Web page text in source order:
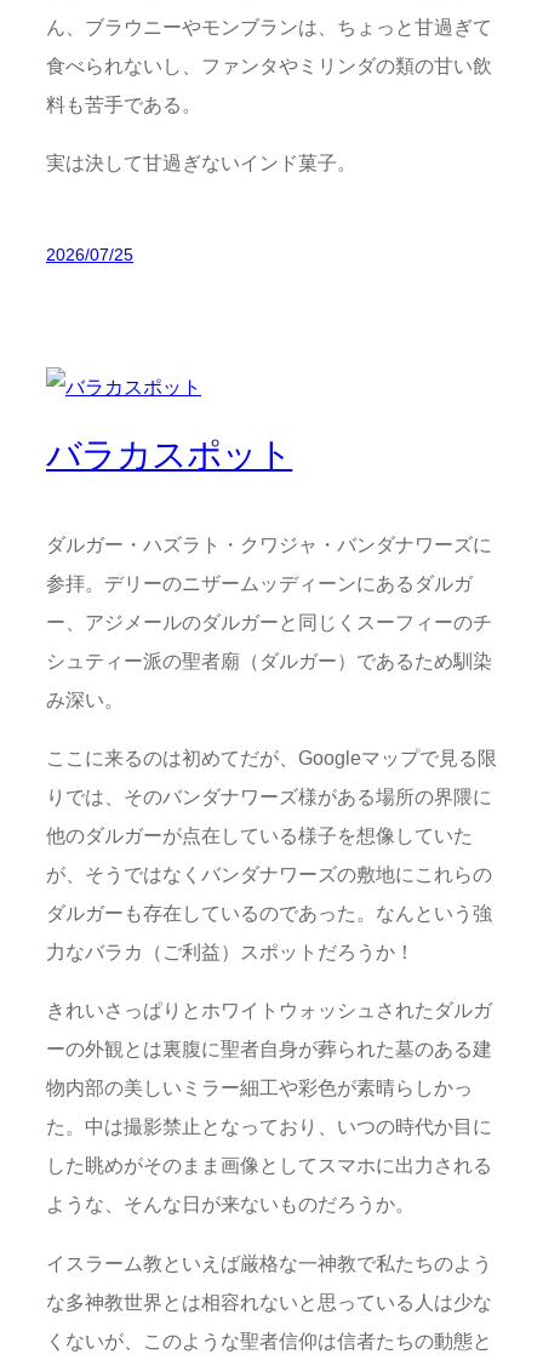
ん、ブラウニーやモンブランは、ちょっと甘過ぎて
食べられないし、ファンタやミリンダの類の甘い飲
料も苦手である。
実は決して甘過ぎないインド菓子。
2026/07/25
バラカスポット
ダルガー・ハズラト・クワジャ・バンダナワーズに
参拝。デリーのニザームッディーンにあるダルガ
ー、アジメールのダルガーと同じくスーフィーのチ
シュティー派の聖者廟（ダルガー）であるため馴染
み深い。
ここに来るのは初めてだが、Googleマップで見る限
りでは、そのバンダナワーズ様がある場所の界隈に
他のダルガーが点在している様子を想像していた
が、そうではなくバンダナワーズの敷地にこれらの
ダルガーも存在しているのであった。なんという強
力なバラカ（ご利益）スポットだろうか！
きれいさっぱりとホワイトウォッシュされたダルガ
ーの外観とは裏腹に聖者自身が葬られた墓のある建
物内部の美しいミラー細工や彩色が素晴らしかっ
た。中は撮影禁止となっており、いつの時代か目に
した眺めがそのまま画像としてスマホに出力される
ような、そんな日が来ないものだろうか。
イスラーム教といえば厳格な一神教で私たちのよう
な多神教世界とは相容れないと思っている人は少な
くないが、このような聖者信仰は信者たちの動態と